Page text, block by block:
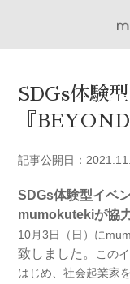
SDGs体験
『
記事公開日：
SDGs体験型イベ
mumokutekiが協
10月3日（日）に
致しました。
この
はじめ、社会起業家